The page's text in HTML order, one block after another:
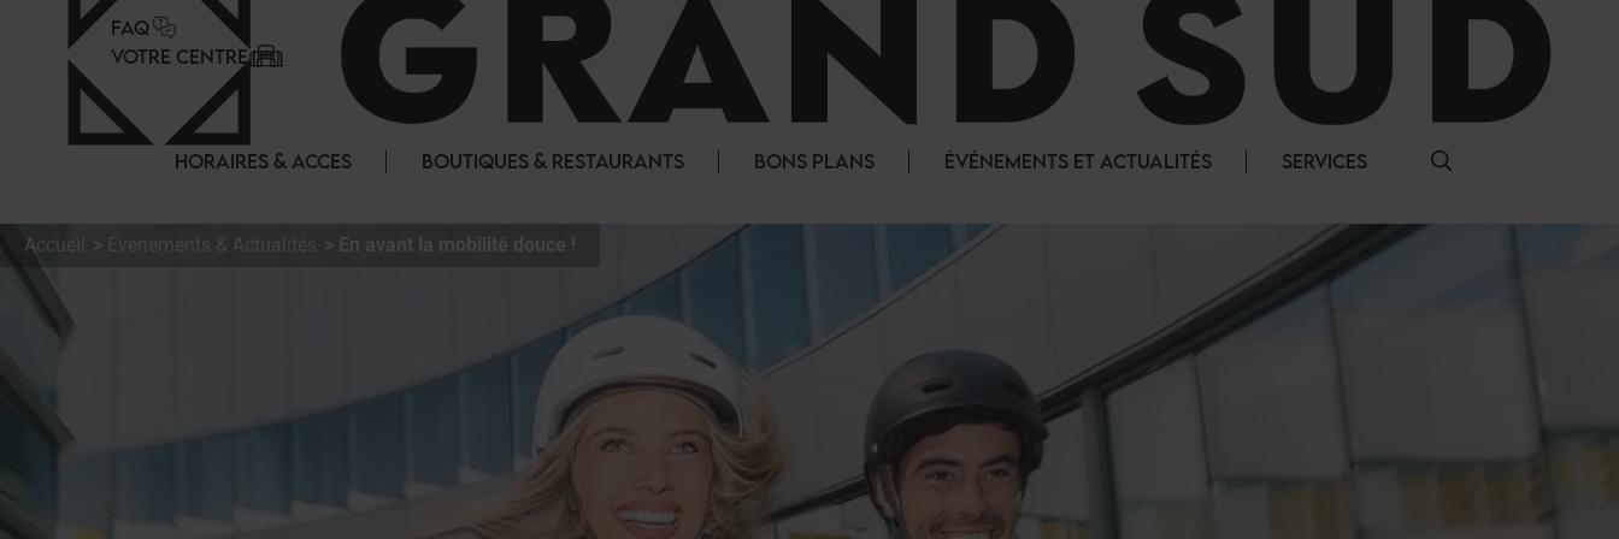
FAQ
VOTRE CENTRE
HORAIRES & ACCES BOUTIQUES & RESTAURANTS BONS PLANS ÉVÉNEMENTS ET ACTUALITÉS SERVICES
Accueil Évènements & Actualités En avant la mobilité douce !
Panneau de gestion des cookies